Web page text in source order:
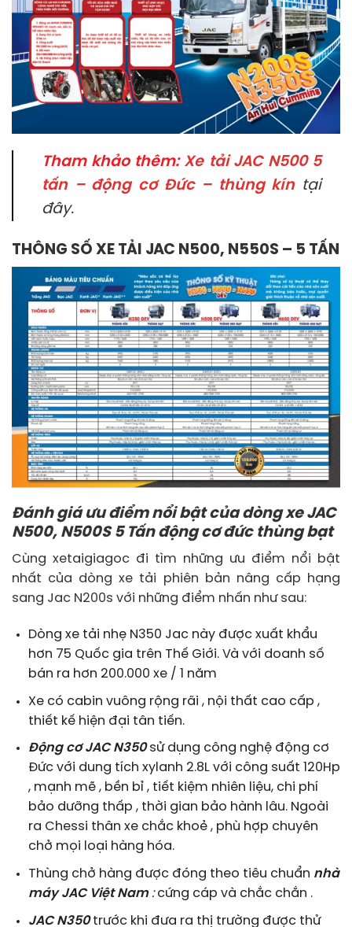
Tham khảo thêm: Xe tải JAC N500 5
tấn – động cơ Đức – thùng kíntại
đây.
THÔNG SỐ XE TẢI JAC N500, N550S – 5 TẤN
Đánh giá ưu điểm nổi bật của dòng xe JAC
N500, N500S 5 Tấn động cơ đức thùng bạt
Cùng xetaigiagoc đi tìm những ưu điểm nổi bật
nhất của dòng xe tải phiên bản nâng cấp hạng
sang Jac N200s với những điểm nhấn như sau:
Dòng xe tải nhẹ N350 Jac này được xuất khẩu
hơn 75 Quốc gia trên Thế Giới. Và với doanh số
bán ra hơn 200.000 xe / 1 năm
Xe có cabin vuông rộng rãi , nội thất cao cấp ,
thiết kế hiện đại tân tiến.
Động cơ JAC N350sử dụng công nghệ động cơ
Đức với dung tích xylanh 2.8L với công suất 120Hp
, mạnh mẽ , bền bỉ , tiết kiệm nhiên liệu, chi phí
bảo dưỡng thấp , thời gian bảo hành lâu. Ngoài
ra Chessi thân xe chắc khoẻ , phù hợp chuyên
chở mọi loại hàng hóa.
Thùng chở hàng được đóng theo tiêu chuẩn nhà
máy JAC Việt Nam:cứng cáp và chắc chắn .
JAC N350trước khi đưa ra thị trường được thử